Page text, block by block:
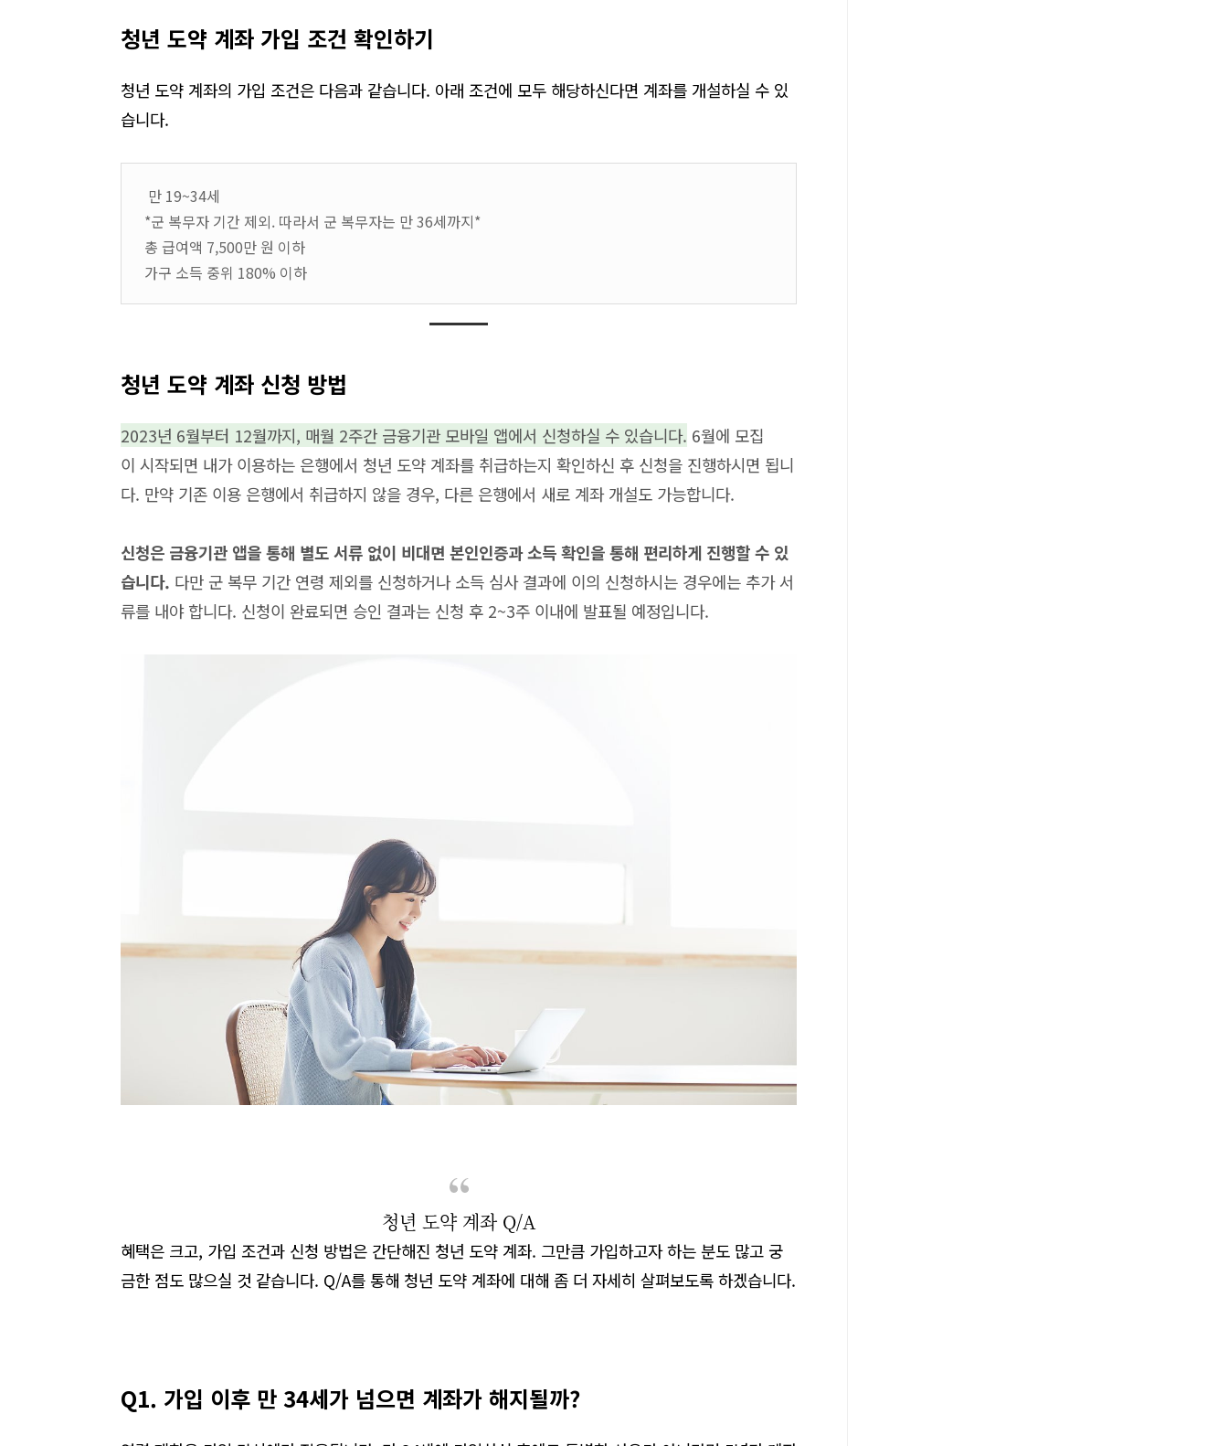
청년 도약 계좌 가입 조건 확인하기
청년 도약 계좌의 가입 조건은 다음과 같습니다. 아래 조건에 모두 해당하신다면 계좌를 개설하실 수 있
습니다.
만 19~34세
*군 복무자 기간 제외. 따라서 군 복무자는 만 36세까지*
총 급여액 7,500만 원 이하
가구 소득 중위 180% 이하
청년 도약 계좌 신청 방법
2023년 6월부터 12월까지, 매월 2주간 금융기관 모바일 앱에서 신청하실 수 있습니다. 6월에 모집
이 시작되면 내가 이용하는 은행에서 청년 도약 계좌를 취급하는지 확인하신 후 신청을 진행하시면 됩니
다. 만약 기존 이용 은행에서 취급하지 않을 경우, 다른 은행에서 새로 계좌 개설도 가능합니다.
신청은 금융기관 앱을 통해 별도 서류 없이 비대면 본인인증과 소득 확인을 통해 편리하게 진행할 수 있
습니다. 다만 군 복무 기간 연령 제외를 신청하거나 소득 심사 결과에 이의 신청하시는 경우에는 추가 서
류를 내야 합니다. 신청이 완료되면 승인 결과는 신청 후 2~3주 이내에 발표될 예정입니다.
청년 도약 계좌 Q/A
혜택은 크고, 가입 조건과 신청 방법은 간단해진 청년 도약 계좌. 그만큼 가입하고자 하는 분도 많고 궁
금한 점도 많으실 것 같습니다. Q/A를 통해 청년 도약 계좌에 대해 좀 더 자세히 살펴보도록 하겠습니다.
Q1. 가입 이후 만 34세가 넘으면 계좌가 해지될까?